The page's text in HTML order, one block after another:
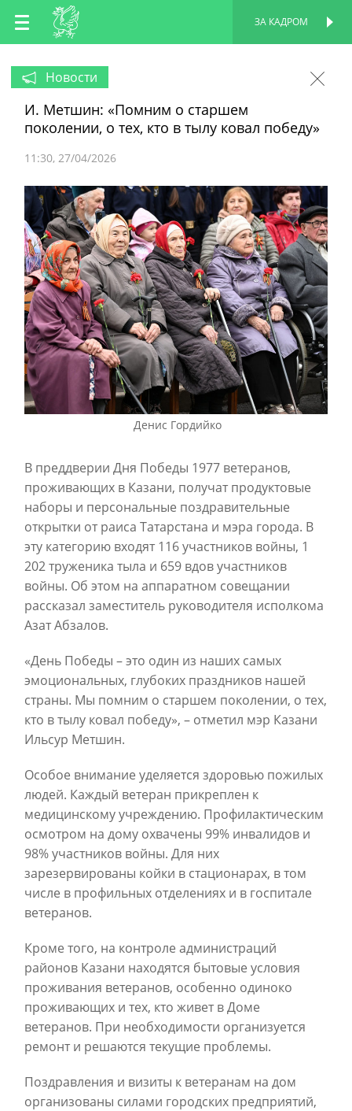
RU
EN
ЗА КАДРОМ
Новости
И. Метшин: «Помним о старшем
поколении, о тех, кто в тылу ковал победу»
11:30 27/04/2026
Денис Гордийко
В преддверии Дня Победы 1977 ветеранов,
проживающих в Казани, получат продуктовые
наборы и персональные поздравительные
открытки от раиса Татарстана и мэра города. В
эту категорию входят 116 участников войны, 1
202 труженика тыла и 659 вдов участников
войны. Об этом на аппаратном совещании
рассказал заместитель руководителя исполкома
Азат Абзалов.
«День Победы – это один из наших самых
эмоциональных, глубоких праздников нашей
страны. Мы помним о старшем поколении, о тех,
кто в тылу ковал победу», – отметил мэр Казани
Ильсур Метшин.
Особое внимание уделяется здоровью пожилых
людей. Каждый ветеран прикреплен к
медицинскому учреждению. Профилактическим
осмотром на дому охвачены 99% инвалидов и
98% участников войны. Для них
зарезервированы койки в стационарах, в том
числе в профильных отделениях и в госпитале
ветеранов.
Кроме того, на контроле администраций
районов Казани находятся бытовые условия
проживания ветеранов, особенно одиноко
проживающих и тех, кто живет в Доме
ветеранов. При необходимости организуется
ремонт и решаются текущие проблемы.
Поздравления и визиты к ветеранам на дом
организованы силами городских предприятий,
ПЕРСОНАЛЬНАЯ